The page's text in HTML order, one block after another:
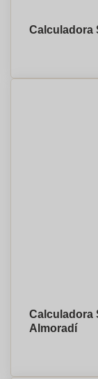
Calculadora
Calculadora
Almoradí